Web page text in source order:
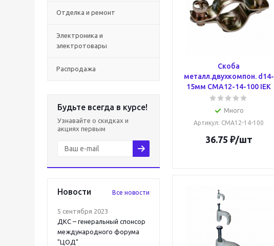
Отделка и ремонт
Электроника и
электротовары
Распродажа
Будьте всегда в курсе!
Узнавайте о скидках и
акциях первым
Новости Все новости
5 сентября 2023
ДКС – генеральный спонсор
международного форума
"ЦОД"
Скоба
металл.двухкомпон. d14-
15мм CMA12-14-100 IEK
Много
Артикул: CMA12-14-100
36.75 ₽/шт